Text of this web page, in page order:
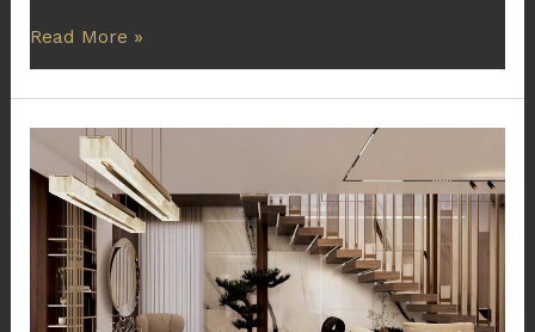
Read More »
Design
Interior
Stiluri:
Creează
spațiu